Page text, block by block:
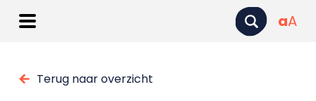
aA
Terug naar overzicht